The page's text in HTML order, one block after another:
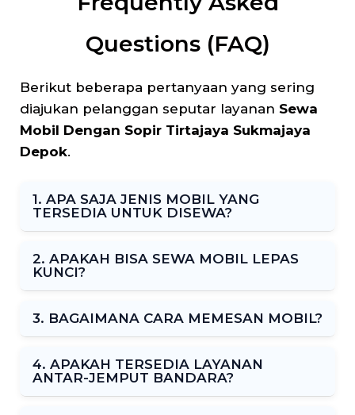
Questions (FAQ)
Berikut beberapa pertanyaan yang sering
diajukan pelanggan seputar layanan Sewa
Mobil Dengan Sopir Tirtajaya Sukmajaya
Depok.
1. APA SAJA JENIS MOBIL YANG
TERSEDIA UNTUK DISEWA?
2. APAKAH BISA SEWA MOBIL LEPAS
KUNCI?
3. BAGAIMANA CARA MEMESAN MOBIL?
4. APAKAH TERSEDIA LAYANAN
ANTAR-JEMPUT BANDARA?